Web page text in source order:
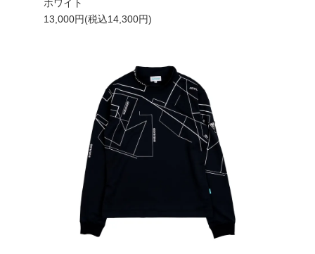
ホワイト
13,000円(税込14,300円)